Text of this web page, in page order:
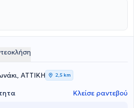
Νοσοκομείο Αττικής. Η άσκηση και
του ιατρού πραγματοποιήθηκε στη
Νοσηλευτικού Ιδρύματος Μετοχικού
Σήμερα είναι Επιστημονικός Υπεύθυνος
γαι ασθενείς με άνοια τελικού σταδίου
της Ελληνικής Νευρολογικής Εταιρείας
παθήσεων, όπως κεφαλαλγίες - ζάλη,
επεισόδια, άνοια και Νόσος
ΑΤΤΙΚΗ 2,5 km
Κλείσε ραντεβού